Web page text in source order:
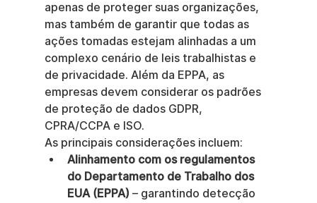
apenas de proteger suas organizações,
mas também de garantir que todas as
ações tomadas estejam alinhadas a um
complexo cenário de leis trabalhistas e
de privacidade. Além da EPPA, as
empresas devem considerar os padrões
de proteção de dados GDPR,
CPRA/CCPA e ISO.
As principais considerações incluem:
Alinhamento com os regulamentos
do Departamento de Trabalho dos
EUA (EPPA) – garantindo detecção